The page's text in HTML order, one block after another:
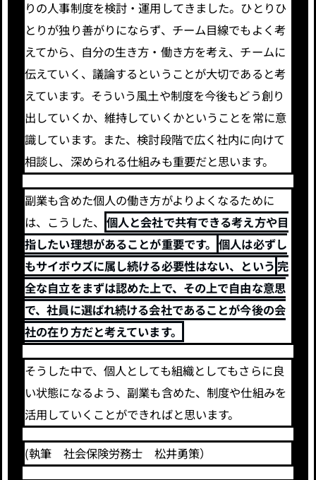
りの人事制度を検討・運用してきました。ひとりひ
とりが独り善がりにならず、チーム目線でもよく考
えてから、自分の生き方・働き方を考え、チームに
伝えていく、議論するということが大切であると考
えています。そういう風土や制度を今後もどう創り
出していくか、維持していくかということを常に意
識しています。また、検討段階で広く社内に向けて
相談し、深められる仕組みも重要だと思います。
副業も含めた個人の働き方がよりよくなるために
は、こうした、 個人と会社で共有できる考え方や目
指したい理想があることが重要です。 個人は必ずし
もサイボウズに属し続ける必要性はない、という 完
全な自立をまずは認めた上で、その上で自由な意思
で、社員に選ばれ続ける会社であることが今後の会
社の在り方だと考えています。
そうした中で、個人としても組織としてもさらに良
い状態になるよう、副業も含めた、制度や仕組みを
活用していくことができればと思います。
(執筆 社会保険労務士 松井勇策）